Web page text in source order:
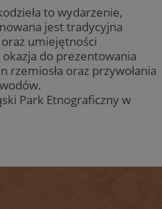
to wydarzenie,
jest tradycyjna
umiejętności
do prezentowania
rzemiosła oraz przywołania
Park Etnograficzny w